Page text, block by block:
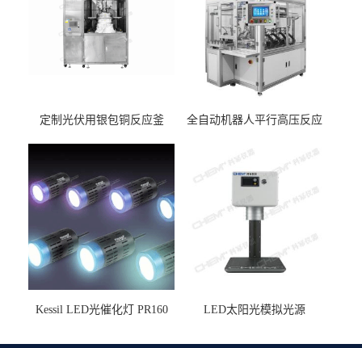
定制光伏用银包铜反应釜
全自动机器人平行高压反应
Kessil LED光催化灯 PR160 LED太阳光模拟光源